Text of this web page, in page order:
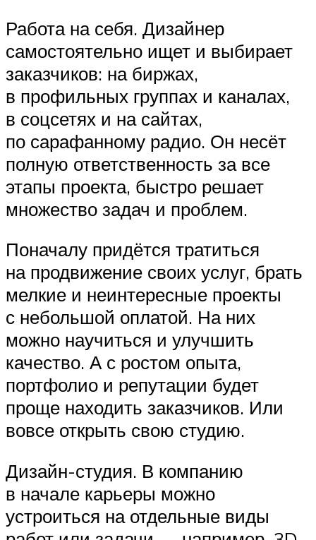
Работа на себя. Дизайнер
самостоятельно ищет и выбирает
заказчиков: на биржах,
в профильных группах и каналах,
в соцсетях и на сайтах,
по сарафанному радио. Он несёт
полную ответственность за все
этапы проекта, быстро решает
множество задач и проблем.
Поначалу придётся тратиться
на продвижение своих услуг, брать
мелкие и неинтересные проекты
с небольшой оплатой. На них
можно научиться и улучшить
качество. А с ростом опыта,
портфолио и репутации будет
проще находить заказчиков. Или
вовсе открыть свою студию.
Дизайн-студия. В компанию
в начале карьеры можно
устроиться на отдельные виды